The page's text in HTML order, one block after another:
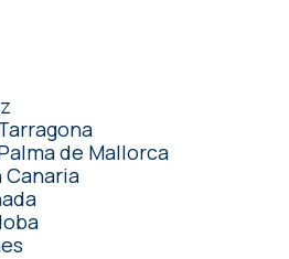
de Mallorca
Canaria